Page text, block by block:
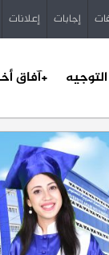
إجابات إعلانات
+آفاق